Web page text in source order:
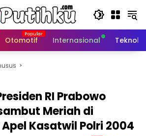
Otomotif Internasional
RI Prabowo
Meriah di
Kasatwil Polri 2004